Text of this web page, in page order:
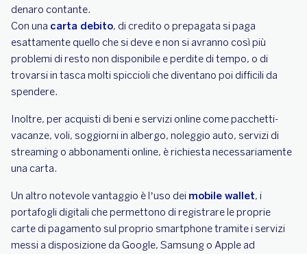
denaro contante.
Con una carta debito, di credito o prepagata si paga
esattamente quello che si deve e non si avranno così più
problemi di resto non disponibile e perdite di tempo, o di
trovarsi in tasca molti spiccioli che diventano poi difficili da
spendere.
Inoltre, per acquisti di beni e servizi online come pacchetti-
vacanze, voli, soggiorni in albergo, noleggio auto, servizi di
streaming o abbonamenti online, è richiesta necessariamente
una carta.
Un altro notevole vantaggio è l’uso dei mobile wallet, i
portafogli digitali che permettono di registrare le proprie
carte di pagamento sul proprio smartphone tramite i servizi
messi a disposizione da Google, Samsung o Apple ad